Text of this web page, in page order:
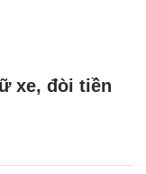
xe, đòi tiền